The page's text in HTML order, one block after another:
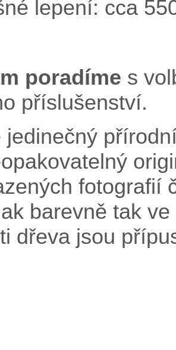
lepení: cca
poradíme s
příslušenství.
jedinečný
fotografií
barevně tak
dřeva jsou